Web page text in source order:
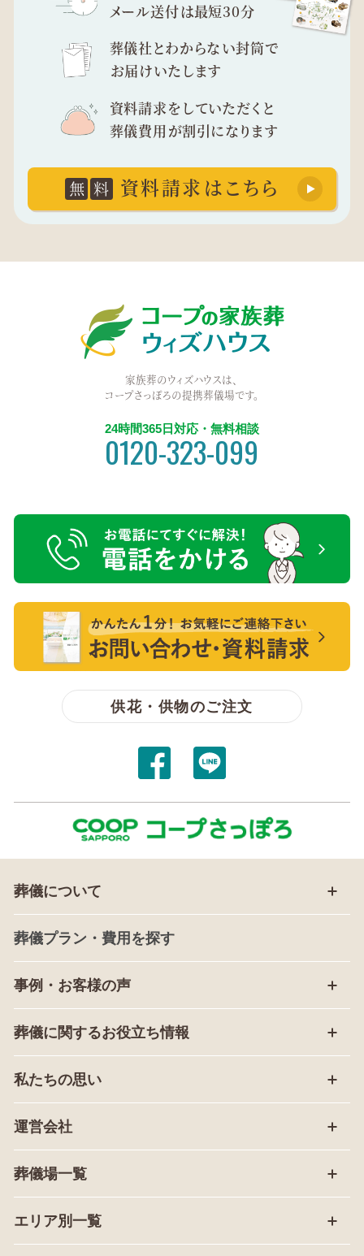
メール送付は最短30分
葬儀社とわからない封筒で
お届けいたします
資料請求をしていただくと
葬儀費用が割引になります
無 料 資料請求はこちら
家族葬のウィズハウスは、
コープさっぽろの提携葬儀場です。
24時間365日対応・無料相談
0120-323-099
電話をかける【無料】
【無料】資料請求・お問い合わせ
供花・供物のご注文
葬儀について
葬儀プラン・費用を探す
事例・お客様の声
葬儀に関するお役立ち情報
私たちの思い
運営会社
葬儀場一覧
エリア別一覧